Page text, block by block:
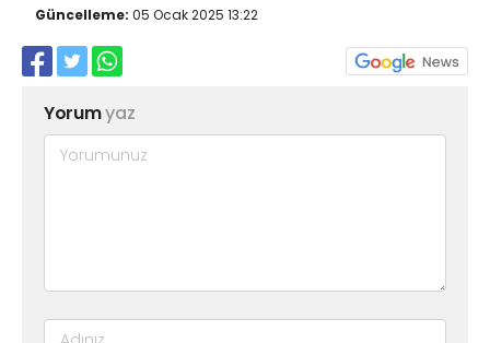
Güncelleme: 05 Ocak 2025 13:22
Yorumyaz